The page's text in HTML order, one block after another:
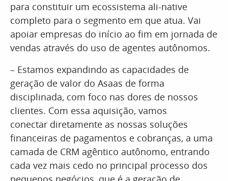
para constituir um ecossistema ali-native
completo para o segmento em que atua. Vai
apoiar empresas do início ao fim em jornada de
vendas através do uso de agentes autônomos.
– Estamos expandindo as capacidades de
geração de valor do Asaas de forma
disciplinada, com foco nas dores de nossos
clientes. Com essa aquisição, vamos
conectar diretamente as nossas soluções
financeiras de pagamentos e cobranças, a uma
camada de CRM agêntico autônomo, entrando
cada vez mais cedo no principal processo dos